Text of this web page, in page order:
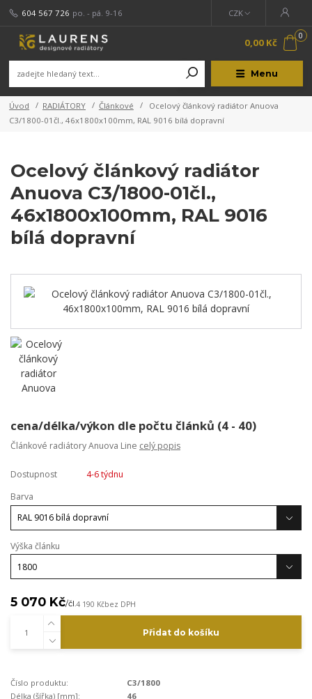
Menu
CZK
604 567 726 po. - pá. 9-16
0
0,00 Kč
Úvod RADIÁTORY Článkové
Ocelový článkový radiátor Anuova
C3/1800-01čl., 46x1800x100mm, RAL 9016 bílá dopravní
Ocelový článkový radiátor
Anuova C3/1800-01čl.,
46x1800x100mm, RAL 9016
bílá dopravní
cena/délka/výkon dle počtu článků (4 - 40)
Článkové radiátory Anuova Line celý popis
Dostupnost
4-6 týdnu
Barva
Výška článku
5 070 Kč/čl.4 190 Kčbez DPH
Přidat do košíku
Číslo produktu:
C3/1800
Délka (šířka) [mm]:
46